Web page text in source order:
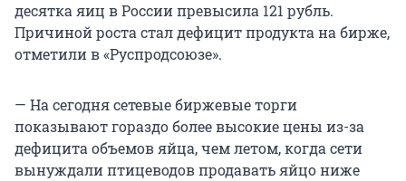
десятка яиц в России превысила 121 рубль.
Причиной роста стал дефицит продукта на бирже,
отметили в «Руспродсоюзе».
— На сегодня сетевые биржевые торги
показывают гораздо более высокие цены из-за
дефицита объемов яйца, чем летом, когда сети
вынуждали птицеводов продавать яйцо ниже